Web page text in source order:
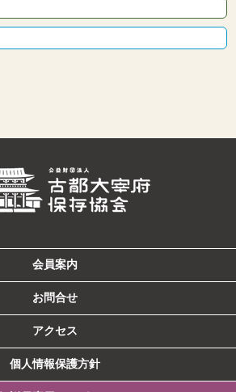
会員案内
お問合せ
アクセス
個人情報保護方針